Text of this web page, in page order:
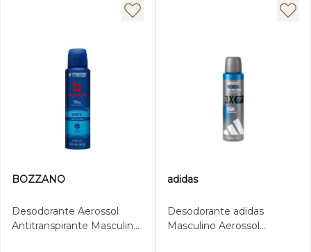
BOZZANO
Desodorante Aerossol
Antitranspirante Masculino
adidas
Desodorante adidas
Masculino Aerossol